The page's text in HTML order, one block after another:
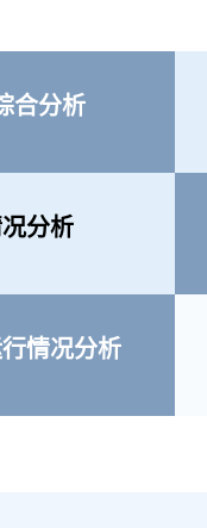
合分析
分析
情况分析